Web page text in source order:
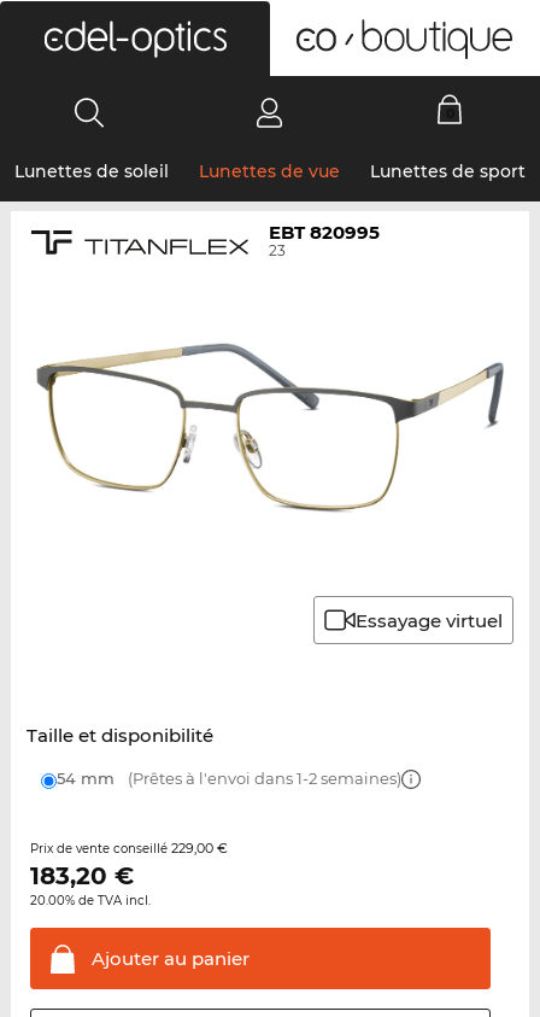
Lunettes de soleil Lunettes de vue Lunettes de sport
EBT 820995
23
Essayage virtuel
Taille et disponibilité
54 mm (Prêtes à l'envoi dans 1-2 semaines)
Prix de vente conseillé 229,00 €
183,20 €
20.00% de TVA incl.
Ajouter au panier